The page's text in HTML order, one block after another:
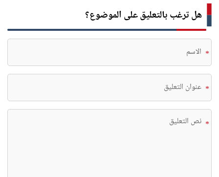
هل ترغب بالتعليق على الموضوع؟
*
*
*